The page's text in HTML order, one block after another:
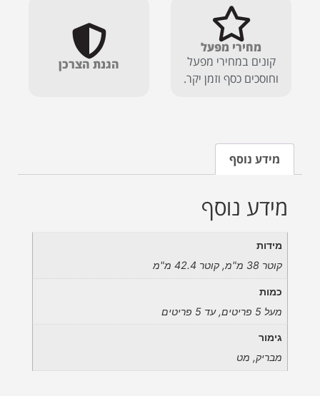
מחירי מפעל
קונים במחירי מפעל
וחוסכים כסף וזמן יקר.
הגנת הצרכן
מידע נוסף
מידע נוסף
מידות
קוטר 38 מ"מ, קוטר 42.4 מ"מ
כמות
מעל 5 פריטים, עד 5 פריטים
גימור
מבריק, מט